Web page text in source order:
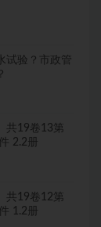
试验？市政管
共19卷13第
2.2册
共19卷12第
1.2册